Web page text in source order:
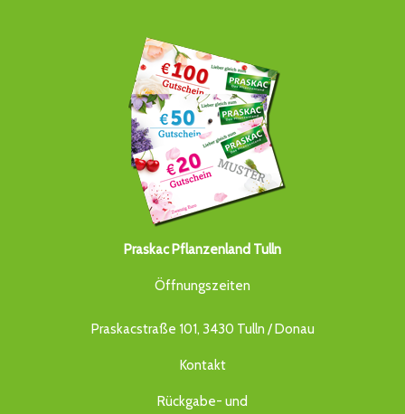
Praskac Pflanzenland Tulln
Öffnungszeiten
Praskacstraße 101, 3430 Tulln / Donau
Kontakt
Rückgabe- und